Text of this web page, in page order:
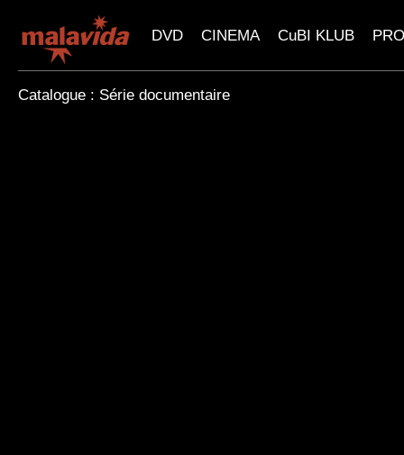
DVD CINEMA CuBI KLUB PRO
Catalogue : Série documentaire